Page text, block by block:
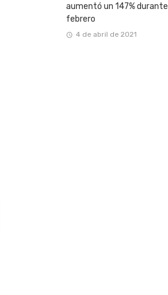
aumentó un 147% durante
febrero
4 de abril de 2021